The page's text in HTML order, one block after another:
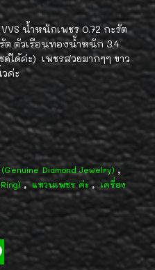
น้ำหนักเพชร 0.72 กะรัต
ต ตัวเรือนทองน้ำหนัก 3.4
ได้ค่ะ) เพชรสวยมากๆๆ ขาว
ค่ะ
Diamond Jewelry) ,
, แหวนเพชร ค่ะ, เครื่อง